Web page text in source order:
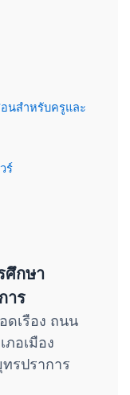
นสำหรับครูและ
ร์
ศึกษา
าร
ดเรือง ถนน
อเมือง
รปราการ